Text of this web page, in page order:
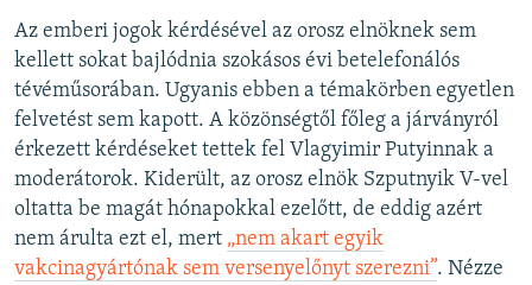
Az emberi jogok kérdésével az orosz elnöknek sem
kellett sokat bajlódnia szokásos évi betelefonálós
tévéműsorában. Ugyanis ebben a témakörben egyetlen
felvetést sem kapott. A közönségtől főleg a járványról
érkezett kérdéseket tettek fel Vlagyimir Putyinnak a
moderátorok. Kiderült, az orosz elnök Szputnyik V-vel
oltatta be magát hónapokkal ezelőtt, de eddig azért
nem árulta ezt el, mert „nem akart egyik
vakcinagyártónak sem versenyelőnyt szerezni”. Nézze